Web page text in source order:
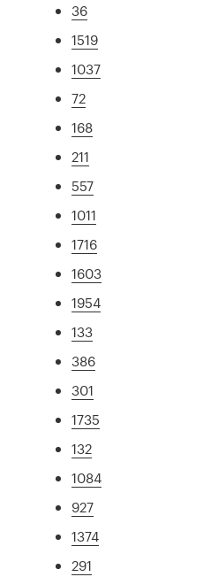
36
1519
1037
72
168
211
557
1011
1716
1603
1954
133
386
301
1735
132
1084
927
1374
291